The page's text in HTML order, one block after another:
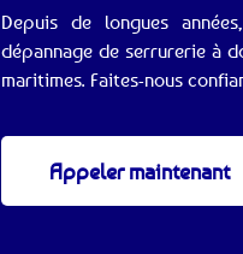
Depuis de longues
dépannage de serrurerie à
maritimes. Faites-nous
Appeler maintenant